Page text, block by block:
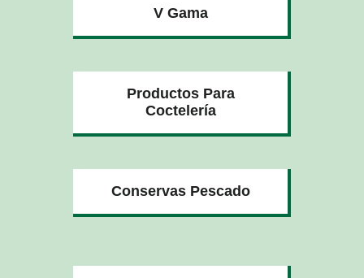
V Gama
Productos Para
Coctelería
Conservas Pescado